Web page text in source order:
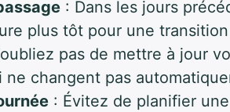
: Dans les jours
plus tôt pour une
pas de mettre à jour
changent pas
: Évitez de planifier